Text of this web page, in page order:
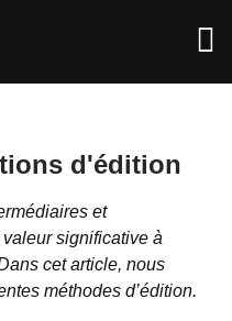
d'édition
et
significative à
cet article, nous
méthodes d’édition.